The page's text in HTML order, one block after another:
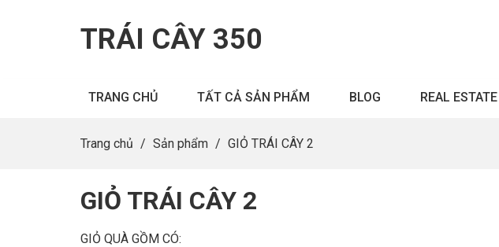
TRÁI CÂY 350
TRANG CHỦ TẤT CẢ SẢN PHẨM BLOG REAL ESTATE
Trang chủ / Sản phẩm / GIỎ TRÁI CÂY 2
GIỎ TRÁI CÂY 2
GIỎ QUÀ GỒM CÓ: